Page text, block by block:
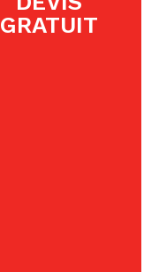
GRATUIT